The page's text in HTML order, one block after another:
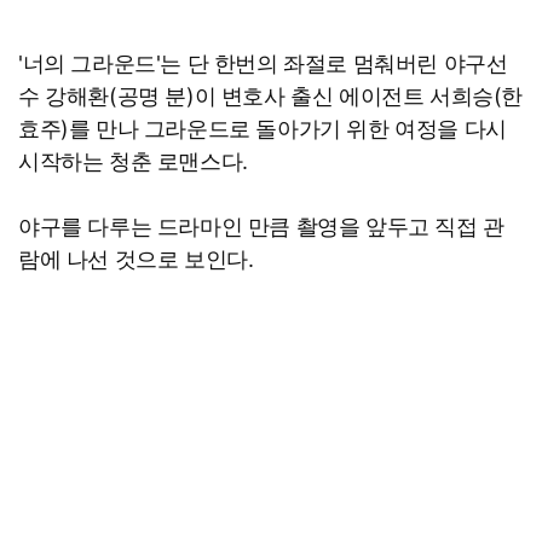
'너의 그라운드'는 단 한번의 좌절로 멈춰버린 야구선
수 강해환(공명 분)이 변호사 출신 에이전트 서희승(한
효주)를 만나 그라운드로 돌아가기 위한 여정을 다시
시작하는 청춘 로맨스다.
야구를 다루는 드라마인 만큼 촬영을 앞두고 직접 관
람에 나선 것으로 보인다.